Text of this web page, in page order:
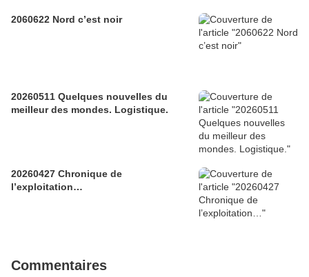
2060622 Nord c’est noir
20260511 Quelques nouvelles du
meilleur des mondes. Logistique.
20260427 Chronique de
l’exploitation…
Commentaires